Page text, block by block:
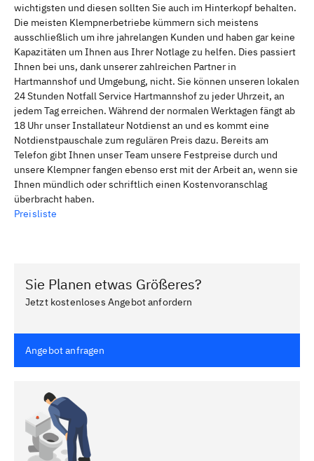
wichtigsten und diesen sollten Sie auch im Hinterkopf behalten.
Die meisten Klempnerbetriebe kümmern sich meistens
ausschließlich um ihre jahrelangen Kunden und haben gar keine
Kapazitäten um Ihnen aus Ihrer Notlage zu helfen. Dies passiert
Ihnen bei uns, dank unserer zahlreichen Partner in
Hartmannshof und Umgebung, nicht. Sie können unseren lokalen
24 Stunden Notfall Service Hartmannshof zu jeder Uhrzeit, an
jedem Tag erreichen. Während der normalen Werktagen fängt ab
18 Uhr unser Installateur Notdienst an und es kommt eine
Notdienstpauschale zum regulären Preis dazu. Bereits am
Telefon gibt Ihnen unser Team unsere Festpreise durch und
unsere Klempner fangen ebenso erst mit der Arbeit an, wenn sie
Ihnen mündlich oder schriftlich einen Kostenvoranschlag
überbracht haben.
Preisliste
Sie Planen etwas Größeres?
Jetzt kostenloses Angebot anfordern
Angebot anfragen